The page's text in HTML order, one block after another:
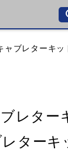
ャブレターキッ
レター
ターキ